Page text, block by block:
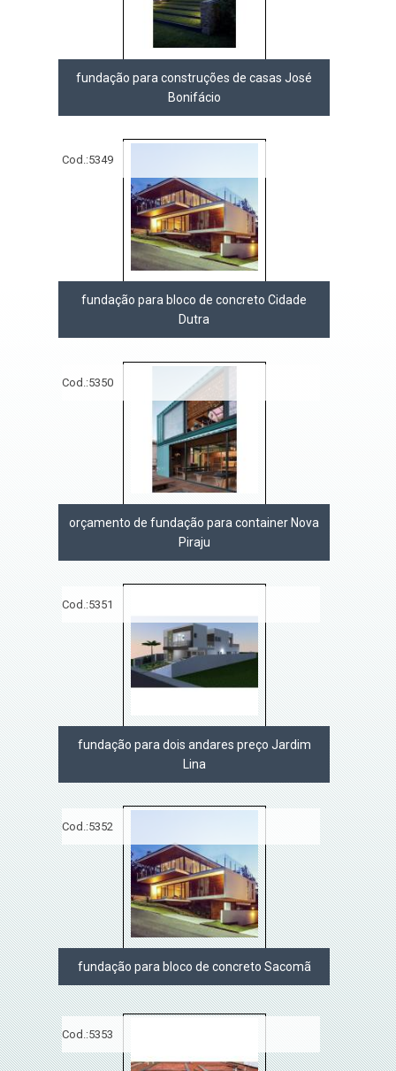
fundação para construções de casas José
Bonifácio
Cod.:5349
fundação para bloco de concreto Cidade
Dutra
Cod.:5350
orçamento de fundação para container Nova
Piraju
Cod.:5351
fundação para dois andares preço Jardim
Lina
Cod.:5352
fundação para bloco de concreto Sacomã
Cod.:5353